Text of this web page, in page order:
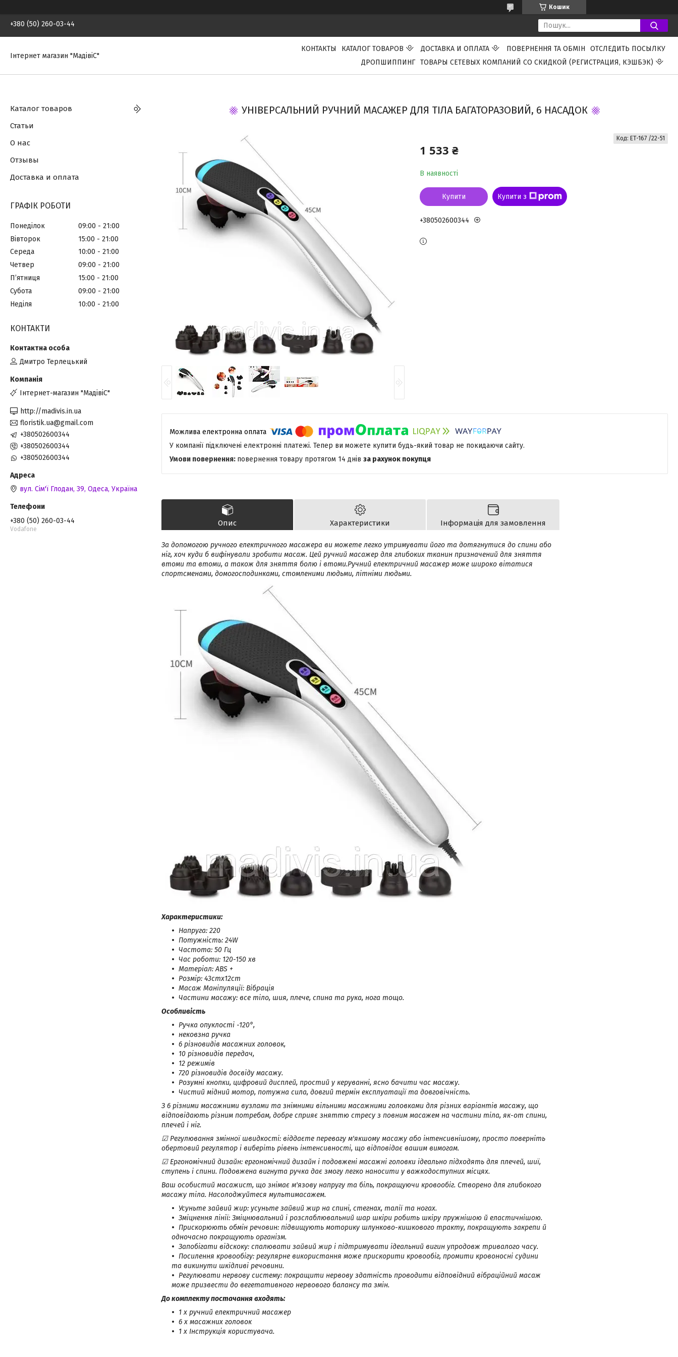
Кошик
+380 (50) 260-03-44
Інтернет магазин "МадівіС"
КОНТАКТЫ КАТАЛОГ ТОВАРОВ ДОСТАВКА И ОПЛАТА ПОВЕРНЕННЯ ТА ОБМІН
ОТСЛЕДИТЬ ПОСЫЛКУ
ДРОПШИППИНГ ТОВАРЫ СЕТЕВЫХ КОМПАНИЙ СО СКИДКОЙ (РЕГИСТРАЦИЯ, КЭШБЭК)
УНІВЕРСАЛЬНИЙ РУЧНИЙ МАСАЖЕР ДЛЯ ТІЛА БАГАТОРАЗОВИЙ, 6 НАСАДОК
1 533 ₴
В наявності
Код: ET-167 /22-51
Купити Купити з
+380502600344
У компанії підключені електронні платежі. Тепер ви можете купити будь-який товар не покидаючи сайту.
повернення товару протягом 14 днів за рахунок покупця
Опис Характеристики Інформація для замовлення
За допомогою ручного електричного масажера ви можете легко утримувати його та дотягнутися до спини або
ніг, хоч куди б вифінували зробити масаж. Цей ручний масажер для глибоких тканин призначений для зняття
втоми та втоми, а також для зняття болю і втоми.Ручний електричний масажер може широко вітатися
спортсменами, домогосподинками, стомленими людьми, літніми людьми.
Характеристики:
Напруга: 220
Потужність: 24W
Частота: 50 Гц
Час роботи: 120-150 хв
Матеріал: ABS +
Розмір: 43cmx12cm
Масаж Маніпуляції: Вібрація
Частини масажу: все тіло, шия, плече, спина та рука, нога тощо.
Особливість
Ручка опуклості -120°,
нековзна ручка
6 різновидів масажних головок,
10 різновидів передач,
12 режимів
720 різновидів досвіду масажу.
Розумні кнопки, цифровий дисплей, простий у керуванні, ясно бачити час масажу.
Чистий мідний мотор, потужна сила, довгий термін експлуатації та довговічність.
З 6 різними масажними вузлами та знімними вільними масажними головками для різних варіантів масажу, що
відповідають різним потребам, добре сприяє зняттю стресу з повним масажем на частини тіла, як-от спини,
плечей і ніг.
☑ Регулювання змінної швидкості: віддаєте перевагу м'якшому масажу або інтенсивнішому, просто поверніть
обертовий регулятор і виберіть рівень інтенсивності, що відповідає вашим вимогам.
☑ Ергономічний дизайн: ергономічний дизайн і подовжені масажні головки ідеально підходять для плечей, шиї,
ступень і спини. Подовжена вигнута ручка дає змогу легко наносити у важкодоступних місцях.
Ваш особистий масажист, що знімає м'язову напругу та біль, покращуючи кровообіг. Створено для глибокого
масажу тіла. Насолоджуйтеся мультимасажем.
Усуньте зайвий жир: усуньте зайвий жир на спині, стегнах, талії та ногах.
Зміцнення лінії: Зміцнювальний і розслаблювальний шар шкіри робить шкіру пружнішою й еластичнішою.
Прискорюють обмін речовин: підвищують моторику шлунково-кишкового тракту, покращують закрепи й
одночасно покращують організм.
Запобігати відскоку: спалювати зайвий жир і підтримувати ідеальний вигин упродовж тривалого часу.
Посилення кровообігу: регулярне використання може прискорити кровообіг, промити кровоносні судини
та викинути шкідливі речовини.
Регулювати нервову систему: покращити нервову здатність проводити відповідний вібраційний масаж
може призвести до вегетативного нервового балансу та змін.
До комплекту постачання входять:
1 х ручний електричний масажер
6 х масажних головок
1 х Інструкція користувача.
Каталог товаров
Статьи
О нас
Отзывы
Доставка и оплата
ГРАФІК РОБОТИ
Понеділок 09:00
21:00
Вівторок
15:00
21:00
Середа
10:00
21:00
Четвер
09:00
21:00
Пʼятниця
15:00
21:00
Субота
09:00
21:00
Неділя
10:00 21:00
КОНТАКТИ
Дмитро Терлецький
Інтернет-магазин "МадівіС"
http://madivis.in.ua
floristik.ua@gmail.com
+380502600344
+380502600344
+380502600344
вул. Сім'ї Глодан, 39, Одеса, Україна
+380 (50) 260-03-44
Vodafone